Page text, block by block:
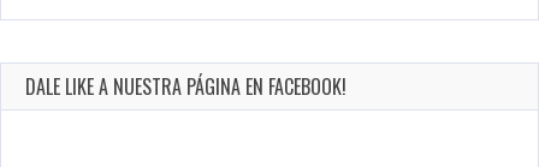
DALE LIKE A NUESTRA PÁGINA EN FACEBOOK!